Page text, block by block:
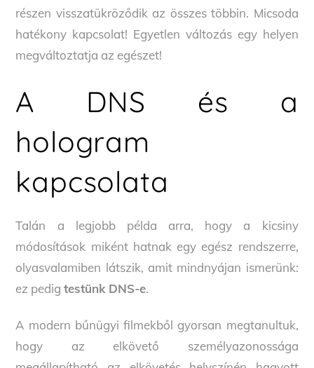
részen visszatükröződik az összes többin. Micsoda
hatékony kapcsolat! Egyetlen változás egy helyen
megváltoztatja az egészet!
A DNS és a
hologram
kapcsolata
Talán a legjobb példa arra, hogy a kicsiny
módosítások miként hatnak egy egész rendszerre,
olyasvalamiben látszik, amit mindnyájan ismerünk:
ez pedigtestünk DNS-e.
A modern bűnügyi filmekből gyorsan megtanultuk,
hogy az elkövető személyazonossága